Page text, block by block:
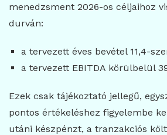
menedzsment 2026-os céljaihoz
durván:
a tervezett éves bevétel 11,4-
a tervezett EBITDA körülbelül
Ezek csak tájékoztató jellegű,
pontos értékeléshez figyelembe
utáni készpénzt, a tranzakciós